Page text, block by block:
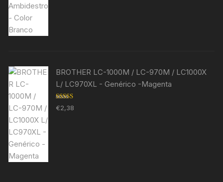
BROTHER LC-1000M / LC-970M / LC1000X
L/ LC970XL - Genérico -Magenta
Avaliação
5.00de 5
€2,38